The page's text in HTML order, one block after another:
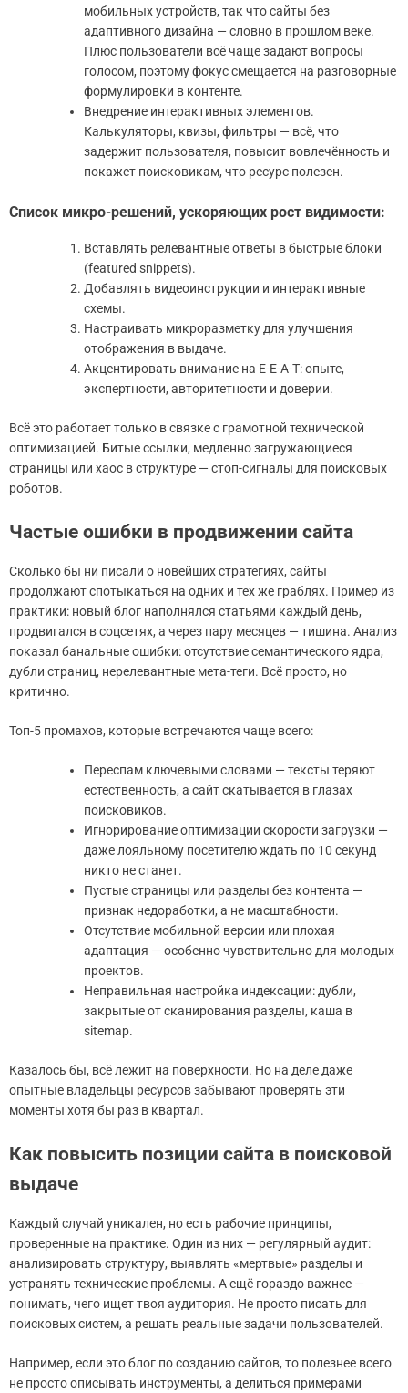
мобильных устройств, так что сайты без
адаптивного дизайна — словно в прошлом веке.
Плюс пользователи всё чаще задают вопросы
голосом, поэтому фокус смещается на разговорные
формулировки в контенте.
Внедрение интерактивных элементов.
Калькуляторы, квизы, фильтры — всё, что
задержит пользователя, повысит вовлечённость и
покажет поисковикам, что ресурс полезен.
Список микро-решений, ускоряющих рост видимости:
Вставлять релевантные ответы в быстрые блоки
(featured snippets).
Добавлять видеоинструкции и интерактивные
схемы.
Настраивать микроразметку для улучшения
отображения в выдаче.
Акцентировать внимание на E-E-A-T: опыте,
экспертности, авторитетности и доверии.
Всё это работает только в связке с грамотной технической
оптимизацией. Битые ссылки, медленно загружающиеся
страницы или хаос в структуре — стоп-сигналы для поисковых
роботов.
Частые ошибки в продвижении сайта
Сколько бы ни писали о новейших стратегиях, сайты
продолжают спотыкаться на одних и тех же граблях. Пример из
практики: новый блог наполнялся статьями каждый день,
продвигался в соцсетях, а через пару месяцев — тишина. Анализ
показал банальные ошибки: отсутствие семантического ядра,
дубли страниц, нерелевантные мета-теги. Всё просто, но
критично.
Топ-5 промахов, которые встречаются чаще всего:
Переспам ключевыми словами — тексты теряют
естественность, а сайт скатывается в глазах
поисковиков.
Игнорирование оптимизации скорости загрузки —
даже лояльному посетителю ждать по 10 секунд
никто не станет.
Пустые страницы или разделы без контента —
признак недоработки, а не масштабности.
Отсутствие мобильной версии или плохая
адаптация — особенно чувствительно для молодых
проектов.
Неправильная настройка индексации: дубли,
закрытые от сканирования разделы, каша в
sitemap.
Казалось бы, всё лежит на поверхности. Но на деле даже
опытные владельцы ресурсов забывают проверять эти
моменты хотя бы раз в квартал.
Как повысить позиции сайта в поисковой
выдаче
Каждый случай уникален, но есть рабочие принципы,
проверенные на практике. Один из них — регулярный аудит:
анализировать структуру, выявлять «мертвые» разделы и
устранять технические проблемы. А ещё гораздо важнее —
понимать, чего ищет твоя аудитория. Не просто писать для
поисковых систем, а решать реальные задачи пользователей.
Например, если это блог по созданию сайтов, то полезнее всего
не просто описывать инструменты, а делиться примерами